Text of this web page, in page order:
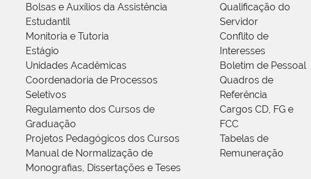
Bolsas e Auxílios da Assistência
Estudantil
Monitoria e Tutoria
Estágio
Unidades Acadêmicas
Coordenadoria de Processos
Seletivos
Regulamento dos Cursos de
Graduação
Projetos Pedagógicos dos Cursos
Manual de Normalização de
Monografias, Dissertações e Teses
Qualificação do
Servidor
Conflito de
Interesses
Boletim de Pessoal
Quadros de
Referência
Cargos CD, FG e
FCC
Tabelas de
Remuneração